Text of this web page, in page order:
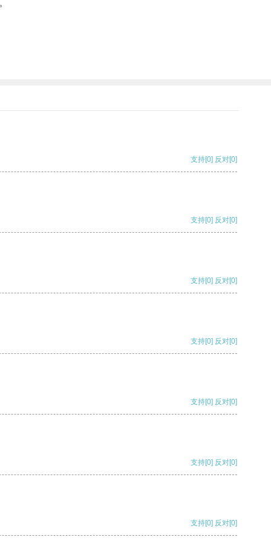
支持[0] 反对[0]
支持[0] 反对[0]
支持[0] 反对[0]
支持[0] 反对[0]
支持[0] 反对[0]
支持[0] 反对[0]
支持[0] 反对[0]